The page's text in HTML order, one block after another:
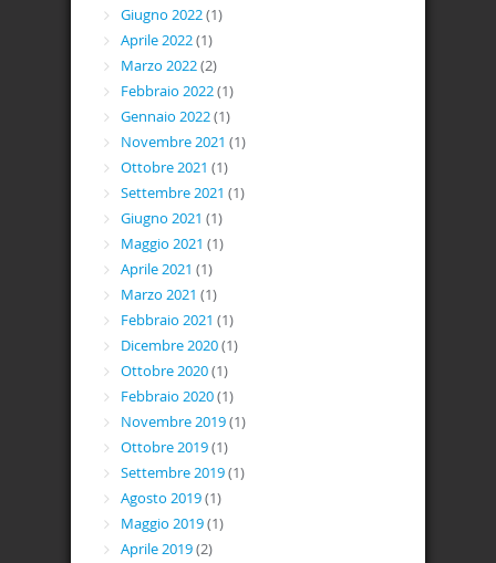
Giugno 2022(1)
Aprile 2022(1)
Marzo 2022(2)
Febbraio 2022(1)
Gennaio 2022(1)
Novembre 2021 (1)
Ottobre 2021 (1)
Settembre 2021 (1)
Giugno 2021 (1)
Maggio 2021 (1)
Aprile 2021 (1)
Marzo 2021 (1)
Febbraio 2021 (1)
Dicembre 2020(1)
Ottobre 2020(1)
Febbraio 2020(1)
Novembre 2019(1)
Ottobre 2019(1)
Settembre 2019(1)
Agosto 2019(1)
Maggio 2019(1)
Aprile 2019(2)